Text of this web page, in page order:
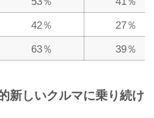
42％
27％
63％ 39％
新しいクルマに乗り続け